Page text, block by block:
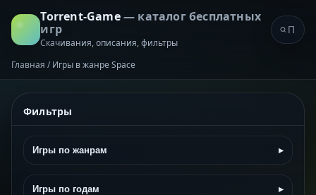
Torrent-Game— каталог бесплатных
игр
Скачивания, описания, фильтры
Главная / Игры в жанре Space
Фильтры
Игры по жанрам ▸
Игры по годам ▸